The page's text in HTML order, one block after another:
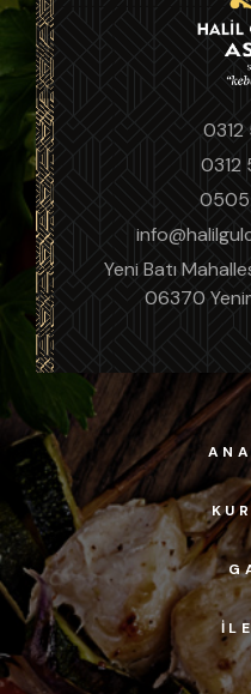
0312
0312
0505
Yeni Batı
06370